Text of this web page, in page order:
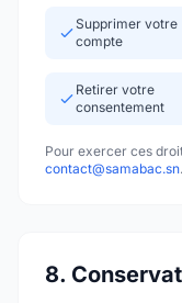
Supprimer votre
compte
Retirer votre
consentement
Pour exercer ces
contact@samabac.sn.
8.